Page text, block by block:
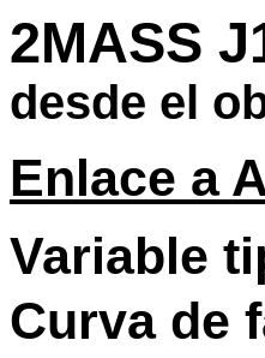
2MASS
desde el
Enlace a
Variable
Curva de